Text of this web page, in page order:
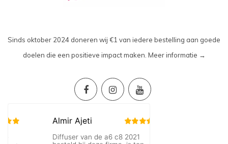
Sinds oktober 2024 doneren wij €1 van iedere bestelling aan goede
doelen die een positieve impact maken. Meer informatie →